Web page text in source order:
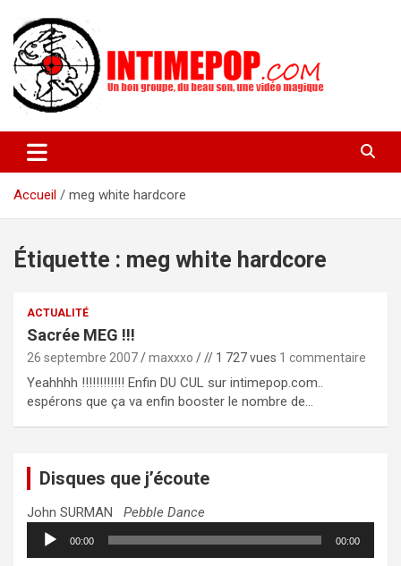
contenu
intimepop.com
actuelles pop rock, post-rock, indé sur Lyon. rock pop concert
lyon
Accueil
meg white hardcore
Étiquette : meg white hardcore
ACTUALITÉ
Sacrée MEG !!!
26 septembre 2007 maxxxo // 1 727 vues 1 commentaire
Yeahhhh !!!!!!!!!!!! Enfin DU CUL sur intimepop.com..
espérons que ça va enfin booster le nombre de…
Disques que j’écoute
John SURMAN Pebble Dance
Lecteur
audio
00:00 00:00